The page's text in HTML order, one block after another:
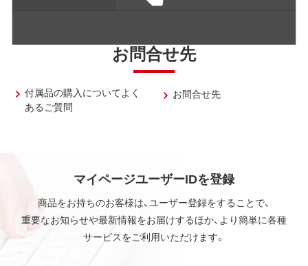
お問合せ先
付属品の購入についてよく
あるご質問
お問合せ先
マイページユーザーIDを登録
商品をお持ちのお客様は、ユーザー登録をすることで、
重要なお知らせや最新情報をお届けするほか、より簡単に各種
サービスをご利用いただけます。